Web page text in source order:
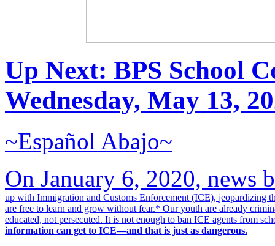
Up Next: BPS School
Wednesday, May 13,
~Español Abajo~
On January 6, 2020, news
up with Immigration and Customs Enforcement (ICE), jeopardizing
are free to learn and grow without fear.* Our youth are already
educated, not persecuted. It is not enough to ban ICE agents from
information can get to ICE—and that is just as dangerous.